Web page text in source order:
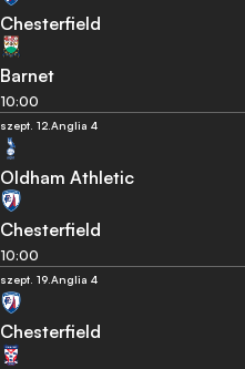
Chesterfield
Barnet
10:00
szept. 12. Anglia 4
Oldham Athletic
Chesterfield
10:00
szept. 19. Anglia 4
Chesterfield